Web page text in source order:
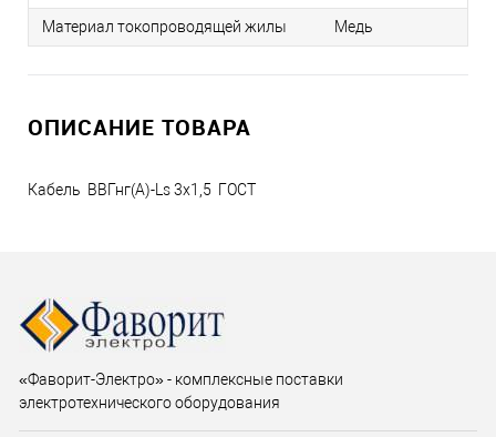
Материал токопроводящей жилы Медь
ОПИСАНИЕ ТОВАРА
Кабель ВВГнг(А)-Ls 3х1,5 ГОСТ
«Фаворит-Электро» - комплексные поставки
электротехнического оборудования